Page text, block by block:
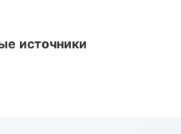
источники